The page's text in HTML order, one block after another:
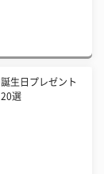
生日プレゼント
選